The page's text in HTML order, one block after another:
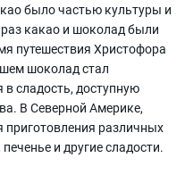
было частью культуры и
какао и шоколад были
путешествия Христофора
шоколад стал
в сладость, доступную
В Северной Америке,
приготовления различных
и другие сладости.